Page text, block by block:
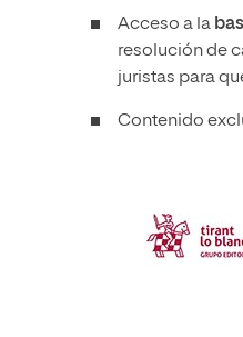
Acceso a la
resolución de
juristas para
Contenido